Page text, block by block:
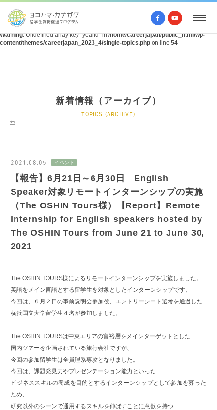
Warning: Undefined array key "query" in
/home/careerjapan/public_html/wp-
content/themes/careerjapan_2023_4/single-topics.php on line 53
Warning: Undefined array key "yearId" in/home/careerjapan/public_html/wp-
content/themes/careerjapan_2023_4/single-topics.php on line 54
新着情報（アーカイブ）
TOPICS (ARCHIVE)
2021.08.05
【報告】6月21日～6月30日 English
Speaker対象リモートインターンシップの実施
（The OSHIN Tours様）【Report】Remote
Internship for English speakers hosted by
The OSHIN Tours from June 21 to June 30,
2021
The OSHIN TOURS様によるリモートインターンシップを実施しました。
英語をメイン言語とする留学生を対象としたインターンシップです。
今回は、６月２日の事前説明会参加後、エントリーシート選考を通過した
横浜国立大学留学生４名が参加しました。
The OSHIN TOURSは中東エリアの富裕層をメインターゲットとした
国内ツアーを企画されている旅行会社ですが、
今回の参加留学生は全員理系専攻となりました。
今回は、課題発見力やプレゼンテーション能力といった
ビジネススキルの養成を目的とするインターンシップとして参加を募った
ため、
研究以外のシーンで通用するスキルを伸ばすことに意欲を持つ